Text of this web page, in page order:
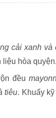
cải xanh và
liệu hòa quyện.
đều
tiêu. Khuấy